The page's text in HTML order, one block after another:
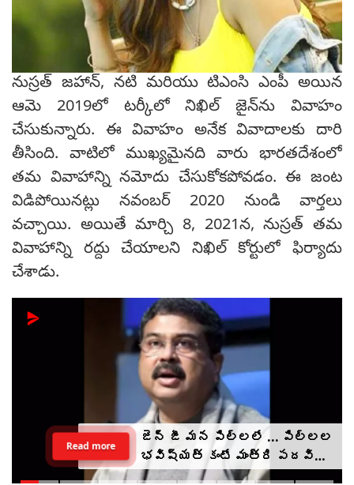
నుస్రత్ జహాన్, నటి మరియు టిఎంసి ఎంపీ అయిన
ఆమె 2019లో టర్కీలో నిఖిల్ జైన్‌ను వివాహం
చేసుకున్నారు. ఈ వివాహం అనేక వివాదాలకు దారి
తీసింది. వాటిలో ముఖ్యమైనది వారు భారతదేశంలో
తమ వివాహాన్ని నమోదు చేసుకోకపోవడం. ఈ జంట
విడిపోయినట్లు నవంబర్ 2020 నుండి వార్తలు
వచ్చాయి. అయితే మార్చి 8, 2021న, నుస్రత్ తమ
వివాహాన్ని రద్దు చేయాలని నిఖిల్ కోర్టులో ఫిర్యాదు
చేశాడు.
జెన్ జీ మన పిల్లలే ... పిల్లల
భవిష్యత్ కంటే మంత్రి పదవి
ముఖ్యం కాదు : ధర్మేంద్ర
Read more